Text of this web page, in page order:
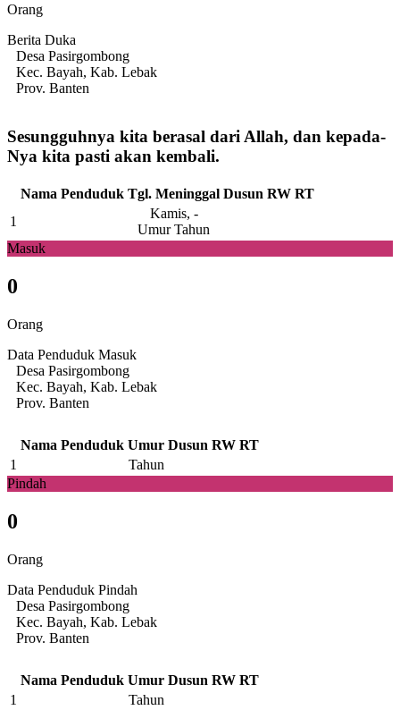
Orang
Berita Duka
Desa Pasirgombong
Kec. Bayah, Kab. Lebak
Prov. Banten
Sesungguhnya kita berasal dari Allah, dan kepada-
Nya kita pasti akan kembali.
Nama Penduduk Tgl. Meninggal Dusun RW RT
1
Kamis, -
Umur Tahun
Masuk
0
Orang
Data Penduduk Masuk
Desa Pasirgombong
Kec. Bayah, Kab. Lebak
Prov. Banten
Nama Penduduk Umur Dusun RW RT
1
Tahun
Pindah
0
Orang
Data Penduduk Pindah
Desa Pasirgombong
Kec. Bayah, Kab. Lebak
Prov. Banten
Nama Penduduk Umur Dusun RW RT
1
Tahun